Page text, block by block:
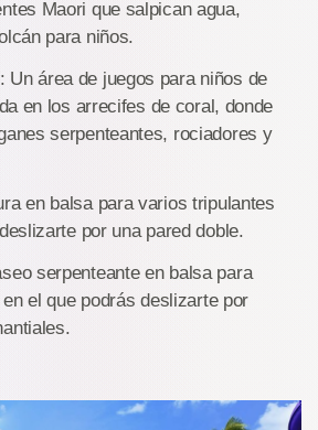
Maori que salpican agua,
para niños.
Un área de juegos para niños de
en los arrecifes de coral, donde
serpenteantes, rociadores y
en balsa para varios tripulantes
por una pared doble.
serpenteante en balsa para
el que podrás deslizarte por